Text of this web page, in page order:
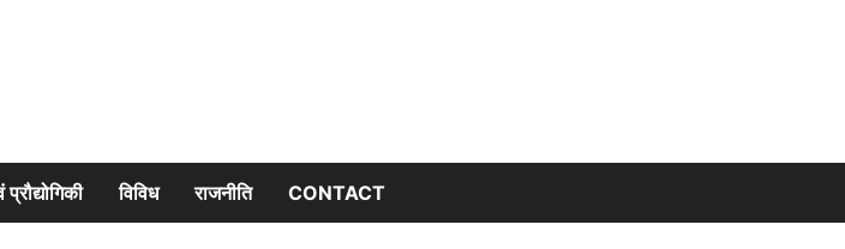
प्रौद्योगिकी विविध राजनीति CONTACT